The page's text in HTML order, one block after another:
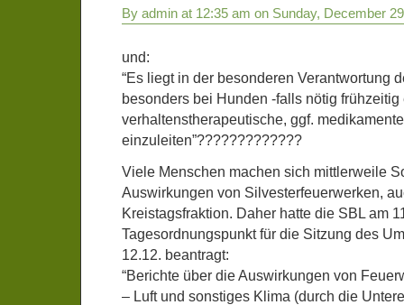
By admin at 12:35 am on Sunday, December
und:
“Es liegt in der besonderen Verantwortung
besonders bei Hunden -falls nötig frühzeitig
verhaltenstherapeutische, ggf.
einzuleiten”?????????????
Viele Menschen machen sich mittlerweile
Auswirkungen von Silvesterfeuerwerken,
Kreistagsfraktion. Daher hatte die SBL am
Tagesordnungspunkt für die Sitzung des
12.12. beantragt:
“Berichte über die Auswirkungen von
– Luft und sonstiges Klima (durch die